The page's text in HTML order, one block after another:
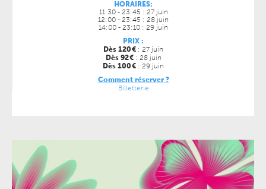
HORAIRES:
11:30 - 23:45 : 27 juin
12:00 - 23:45 : 28 juin
14:00 - 23:10 : 29 juin
PRIX :
Dès 120€ : 27 juin
Dès 92€ : 28 juin
Dès 100€ : 29 juin
Comment réserver ?
Billetterie